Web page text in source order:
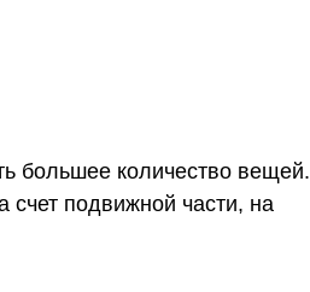
большее количество вещей.
подвижной части, на